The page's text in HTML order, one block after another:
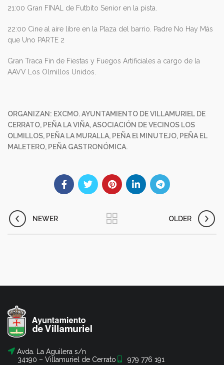
21:00 Gran FINAL de Futbito Senior en la pista.
22:00 Cine al aire libre en la Plaza del barrio. Padre No Hay Más
que Uno PARTE 2
Gran Traca Fin de Fiestas y Fuegos Artificiales a cargo de la
AAVV Los Olmillos Unidos.
ORGANIZAN: EXCMO. AYUNTAMIENTO DE VILLAMURIEL DE
CERRATO, PEÑA LA VIÑA, ASOCIACIÓN DE VECINOS LOS
OLMILLOS, PEÑA LA MURALLA, PEÑA El MINUTEJO, PEÑA EL
MALETERO, PEÑA GASTRONÓMICA.
NEWER OLDER
Avda. La Aguilera s/n
34190 – Villamuriel de Cerrato
979 776 191